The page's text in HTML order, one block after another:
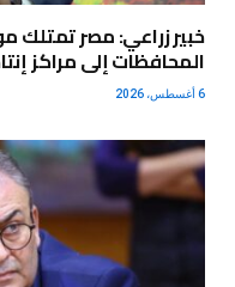
خبير زراعي: مصر تمتلك
المحافظات إلى مراكز
6 أغسطس، 2026